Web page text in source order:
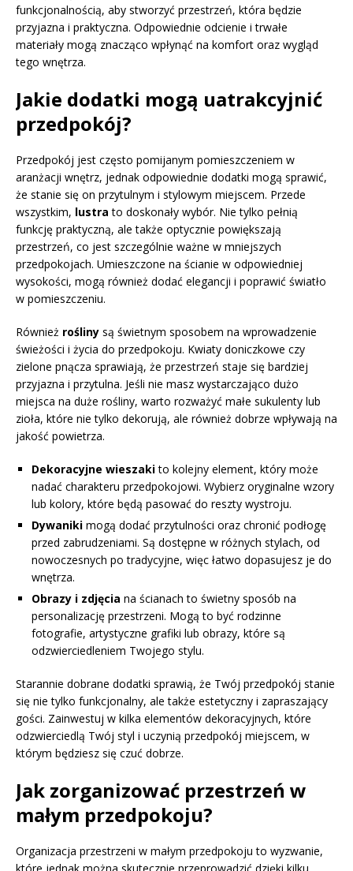
funkcjonalnością, aby stworzyć przestrzeń, która będzie
przyjazna i praktyczna. Odpowiednie odcienie i trwałe
materiały mogą znacząco wpłynąć na komfort oraz wygląd
tego wnętrza.
Jakie dodatki mogą uatrakcyjnić
przedpokój?
Przedpokój jest często pomijanym pomieszczeniem w
aranżacji wnętrz, jednak odpowiednie dodatki mogą sprawić,
że stanie się on przytulnym i stylowym miejscem. Przede
wszystkim, lustra to doskonały wybór. Nie tylko pełnią
funkcję praktyczną, ale także optycznie powiększają
przestrzeń, co jest szczególnie ważne w mniejszych
przedpokojach. Umieszczone na ścianie w odpowiedniej
wysokości, mogą również dodać elegancji i poprawić światło
w pomieszczeniu.
Również rośliny są świetnym sposobem na wprowadzenie
świeżości i życia do przedpokoju. Kwiaty doniczkowe czy
zielone pnącza sprawiają, że przestrzeń staje się bardziej
przyjazna i przytulna. Jeśli nie masz wystarczająco dużo
miejsca na duże rośliny, warto rozważyć małe sukulenty lub
zioła, które nie tylko dekorują, ale również dobrze wpływają na
jakość powietrza.
Dekoracyjne wieszakito kolejny element, który może
nadać charakteru przedpokojowi. Wybierz oryginalne wzory
lub kolory, które będą pasować do reszty wystroju.
Dywaniki mogą dodać przytulności oraz chronić podłogę
przed zabrudzeniami. Są dostępne w różnych stylach, od
nowoczesnych po tradycyjne, więc łatwo dopasujesz je do
wnętrza.
Obrazy i zdjęcia na ścianach to świetny sposób na
personalizację przestrzeni. Mogą to być rodzinne
fotografie, artystyczne grafiki lub obrazy, które są
odzwierciedleniem Twojego stylu.
Starannie dobrane dodatki sprawią, że Twój przedpokój stanie
się nie tylko funkcjonalny, ale także estetyczny i zapraszający
gości. Zainwestuj w kilka elementów dekoracyjnych, które
odzwierciedlą Twój styl i uczynią przedpokój miejscem, w
którym będziesz się czuć dobrze.
Jak zorganizować przestrzeń w
małym przedpokoju?
Organizacja przestrzeni w małym przedpokoju to wyzwanie,
które jednak można skutecznie przeprowadzić dzięki kilku